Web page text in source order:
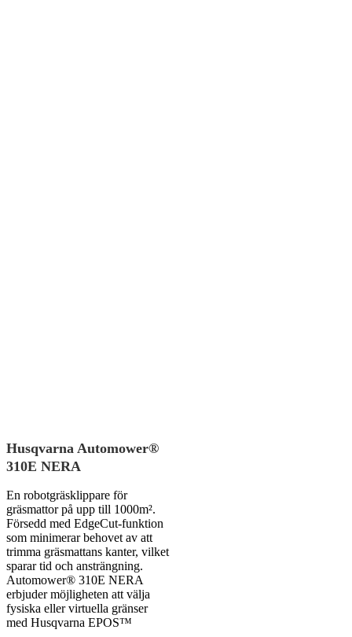
Husqvarna Automower®
310E NERA
En robotgräsklippare för
gräsmattor på upp till 1000m².
Försedd med EdgeCut-funktion
som minimerar behovet av att
trimma gräsmattans kanter, vilket
sparar tid och ansträngning.
Automower® 310E NERA
erbjuder möjligheten att välja
fysiska eller virtuella gränser
med Husqvarna EPOS™